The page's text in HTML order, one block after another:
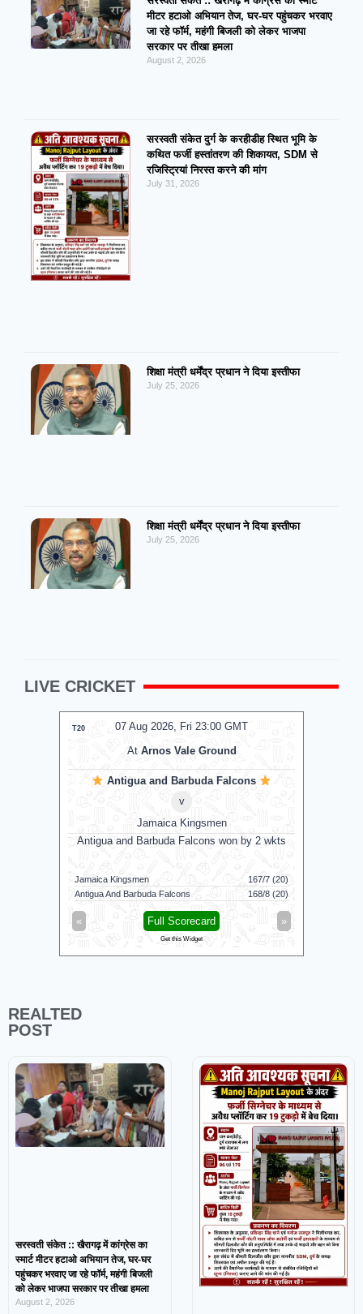
मीटर हटाओ अभियान तेज, घर-घर पहुंचकर भरवाए
जा रहे फॉर्म, महंगी बिजली को लेकर भाजपा
सरकार पर तीखा हमला
August 2, 2026
सरस्वती संकेत दुर्ग के करहीडीह स्थित भूमि के
कथित फर्जी हस्तांतरण की शिकायत, SDM से
रजिस्ट्रियां निरस्त करने की मांग
July 31, 2026
शिक्षा मंत्री धर्मेंद्र प्रधान ने दिया इस्तीफा
July 25, 2026
शिक्षा मंत्री धर्मेंद्र प्रधान ने दिया इस्तीफा
July 25, 2026
LIVE CRICKET
07 Aug 2026, Fri 23:00 GMT
T20
At Arnos Vale Ground
Antigua and Barbuda Falcons
v
Jamaica Kingsmen
Antigua and Barbuda Falcons won by 2 wkts
Jamaica Kingsmen
167/7 (20)
Antigua And Barbuda Falcons
168/8 (20)
« »
Full Scorecard
Get this Widget
REALTED
POST
सरस्वती संकेत :: खैरागढ़ में कांग्रेस का
स्मार्ट मीटर हटाओ अभियान तेज, घर-घर
पहुंचकर भरवाए जा रहे फॉर्म, महंगी बिजली
को लेकर भाजपा सरकार पर तीखा हमला
August 2, 2026